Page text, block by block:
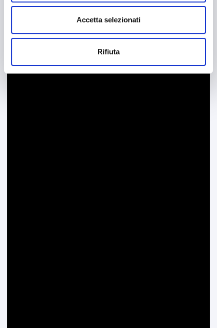
Accetta selezionati
Rifiuta